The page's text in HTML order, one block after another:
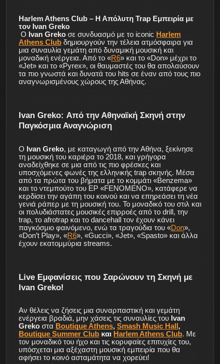
Harlem Athens Club – Η Απόλυτη Trap Εμπειρία με
τον Ivan Greko
Ο Ivan Greko σε συνδυασμό με το iconic Harlem
Athens Club δημιουργούν την τέλεια ατμόσφαιρα για
μια συναυλία γεμάτη από δυναμική μουσική και
μοναδική ενέργεια. Από το «R6» και το «Don» μέχρι το
«Jet» και το «Pyrex», οι θαυμαστές του θα απολαύσουν
τα πιο γνωστά και δυνατά του hits σε έναν από τους πιο
αναγνωρισμένους χώρους της Αθήνας.
Ivan Greko: Από την Αθηναϊκή Σκηνή στην
Παγκόσμια Αναγνώριση
Ο Ivan Greko, με καταγωγή από την Αθήνα, ξεκίνησε
τη μουσική του καριέρα το 2018, και γρήγορα
αναδείχθηκε σε μια από τις πιο φρέσκες και
υποσχόμενες φωνές της ελληνικής trap σκηνής. Μέσα
από τα πρώτα του βήματα με το κομμάτι «Benzema»
και το ντεμπούτο του EP «FENOMENO», κατάφερε να
κερδίσει την αγάπη του κοινού και να επηρεάσει τη νέα
γενιά ράπερ με τη μουσική του. Το μοναδικό του στιλ και
οι πολυδιάστατες μουσικές επιρροές από το drill, την
trap, το afrotrap και το dancehall τον έχουν κάνει
παγκόσμιο φαινόμενο, ενώ τα τραγούδια του «Don»,
«Don’t Play», «R6», «Gucci», «Jet», «Spasto» και άλλα
έχουν εκατομμύρια streams.
Live Εμφανίσεις που Σαρώνουν τη Σκηνή με
Ivan Greko!
Αν θέλεις να ζήσεις μια συναρπαστική και γεμάτη
ενέργεια βραδιά, μην χάσεις τις συναυλίες του Ivan
Greko στα Boutique Athens, Smash Music Hall ,
Boutique Summer Club και Harlem Athens Club. Με
τον μοναδικό του ήχο και τις κορυφαίες επιτυχίες του,
υπόσχεται μια αξέχαστη μουσική εμπειρία που θα
αφήσει το κοινό ασταμάτητα να χορεύει!